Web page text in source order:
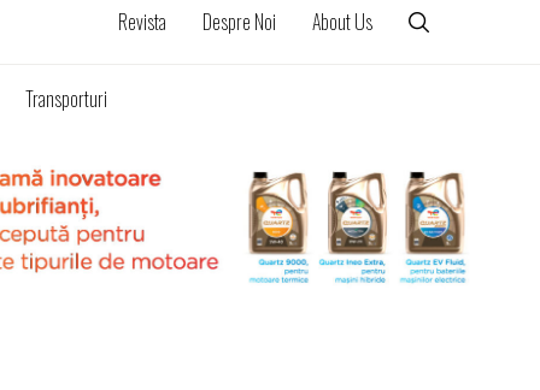
Revista Despre Noi About Us
Transporturi